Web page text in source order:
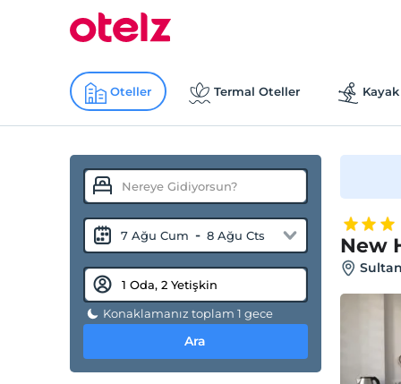
Oteller Termal Oteller
7 Ağu Cum - 8 Ağu Cts
Konaklamanız toplam 1 gece
Ara
New